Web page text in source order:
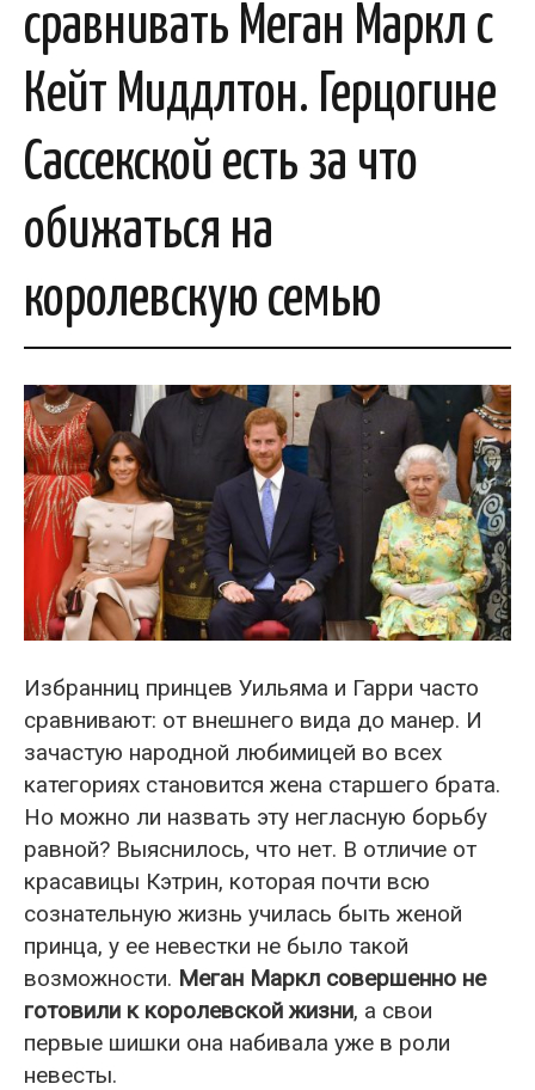
сравнивать Меган Маркл с
Кейт Миддлтон. Герцогине
Сассекской есть за что
обижаться на
королевскую семью
Избранниц принцев Уильяма и Гарри часто
сравнивают: от внешнего вида до манер. И
зачастую народной любимицей во всех
категориях становится жена старшего брата.
Но можно ли назвать эту негласную борьбу
равной? Выяснилось, что нет. В отличие от
красавицы Кэтрин, которая почти всю
сознательную жизнь училась быть женой
принца, у ее невестки не было такой
возможности. Меган Маркл совершенно не
готовили к королевской жизни, а свои
первые шишки она набивала уже в роли
невесты.